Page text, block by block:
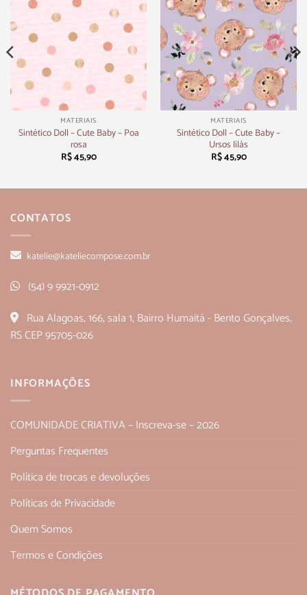
MATERIAIS
Sintético Doll – Cute Baby – Poa
rosa
R$45,90
MATERIAIS
Sintético Doll – Cute Baby –
Ursos lilás
R$45,90
CONTATOS
katelie@kateliecompose.com.br
(54) 9 9921-0912
Rua Alagoas, 166, sala 1, Bairro Humaitá - Bento Gonçalves,
RS CEP 95705-026
INFORMAÇÕES
COMUNIDADE CRIATIVA – Inscreva-se – 2026
Perguntas Frequentes
Política de trocas e devoluções
Políticas de Privacidade
Quem Somos
Termos e Condições